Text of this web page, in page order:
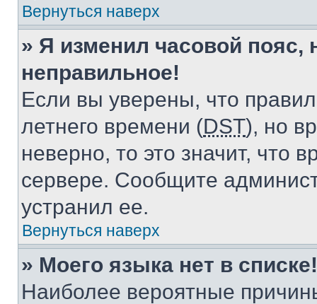
Вернуться наверх
» Я изменил часовой пояс,
неправильное!
Если вы уверены, что
летнего времени (DST), но
неверно, то это значит, что
сервере. Сообщите
устранил ее.
Вернуться наверх
» Моего языка нет в списке!
Наиболее вероятные